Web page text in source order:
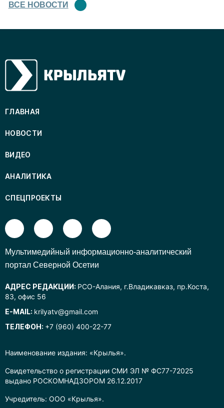
ВСЕ НОВОСТИ
Наименование издания: «Крылья».
Свидетельство о регистрации СМИ ЭЛ № ФС77-72025
выдано РОСКОМНАДЗОРОМ 26.12.2017
Учредитель: ООО «Крылья».
ГЛАВНАЯ
НОВОСТИ
ВИДЕО
АНАЛИТИКА
СПЕЦПРОЕКТЫ
Mультимедийный информационно-аналитический
портал Северной Осетии
АДРЕС РЕДАКЦИИ: РСО-Алания, г.Владикавказ, пр.Коста,
83, офис 56
E-MAIL: krilyatv@gmail.com
ТЕЛЕФОН: +7 (960) 400-22-77